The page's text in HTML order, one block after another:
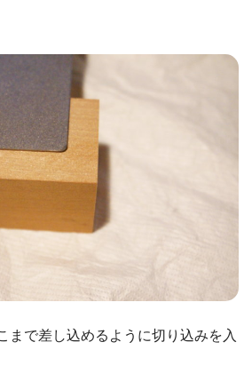
まで差し込めるように切り込みを入